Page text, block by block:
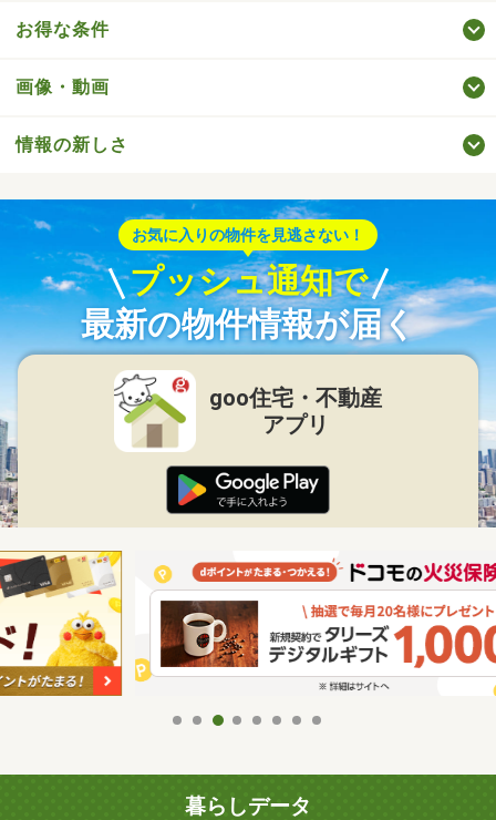
お得な条件
画像・動画
情報の新しさ
お気に入りの物件を見逃さない！
プッシュ通知で
最新の物件情報が届く
goo住宅・不動産
アプリ
暮らしデータ